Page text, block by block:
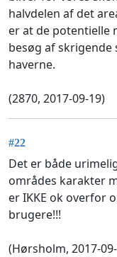
halvdelen af det
er at de potentielle
besøg af
haverne.
(2870, 2017-09-19)
#22
Det er både
områdes karakter
er IKKE ok overfor
brugere!!!
(Hørsholm, 2017-